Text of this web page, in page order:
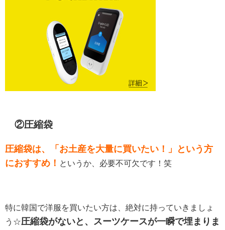
②圧縮袋
圧縮袋は、「お土産を大量に買いたい！」という方
におすすめ！
というか、必要不可欠です！笑
特に韓国で洋服を買いたい方は、絶対に持っていきましょ
う☆圧縮袋がないと、スーツケースが一瞬で埋まりま